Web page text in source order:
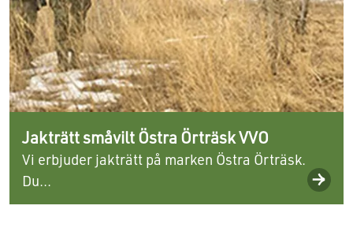
Jakträtt småvilt Östra Örträsk VVO
Vi erbjuder jakträtt på marken Östra Örträsk.
Du...